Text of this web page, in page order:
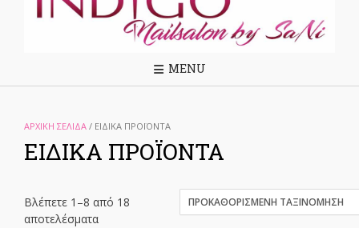
MENU
ΑΡΧΙΚΉ ΣΕΛΊΔΑ / ΕΙΔΙΚΑ ΠΡΟΪΟΝΤΑ
ΕΙΔΙΚΑ ΠΡΟΪΟΝΤΑ
Βλέπετε 1–8 από 18
αποτελέσματα